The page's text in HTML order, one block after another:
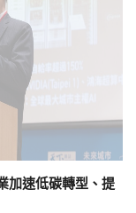
速低碳轉型、提